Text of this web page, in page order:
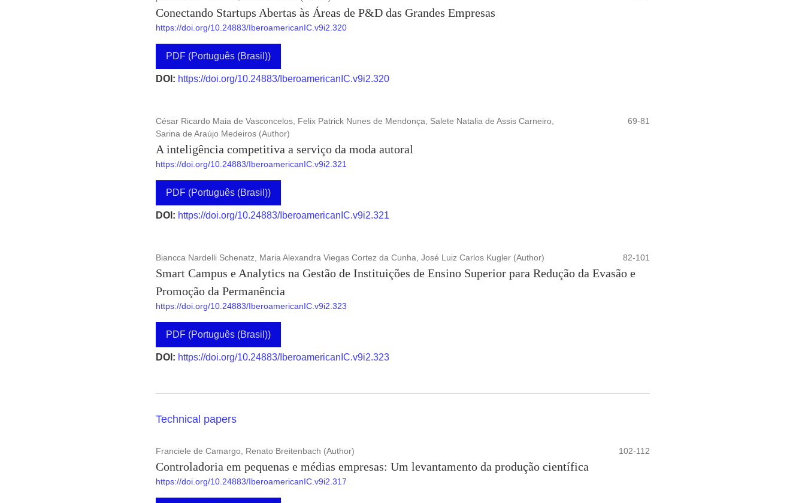
Conectando Startups Abertas às Áreas de P&D das Grandes Empresas
https://doi.org/10.24883/IberoamericanIC.v9i2.320
PDF (Português (Brasil))
DOI: https://doi.org/10.24883/IberoamericanIC.v9i2.320
César Ricardo Maia de Vasconcelos, Felix Patrick Nunes de Mendonça, Salete Natalia de Assis Carneiro,
Sarina de Araújo Medeiros (Author)
69-81
A inteligência competitiva a serviço da moda autoral
https://doi.org/10.24883/IberoamericanIC.v9i2.321
PDF (Português (Brasil))
DOI: https://doi.org/10.24883/IberoamericanIC.v9i2.321
Biancca Nardelli Schenatz, Maria Alexandra Viegas Cortez da Cunha, José Luiz Carlos Kugler (Author) 82-101
Smart Campus e Analytics na Gestão de Instituições de Ensino Superior para Redução da Evasão e
Promoção da Permanência
https://doi.org/10.24883/IberoamericanIC.v9i2.323
PDF (Português (Brasil))
DOI: https://doi.org/10.24883/IberoamericanIC.v9i2.323
Technical papers
Franciele de Camargo, Renato Breitenbach (Author) 102-112
Controladoria em pequenas e médias empresas: Um levantamento da produção científica
https://doi.org/10.24883/IberoamericanIC.v9i2.317